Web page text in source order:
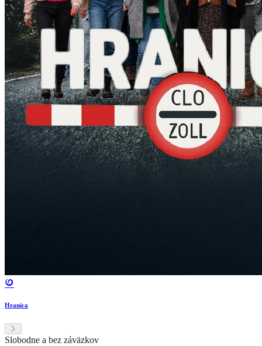
Hranica
Slobodne a bez záväzkov